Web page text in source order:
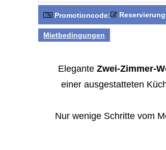
Promotioncode:
Mietbedingungen
Elegante Zwei-Zimmer-
einer ausgestatteten
Nur wenige Schritte vom